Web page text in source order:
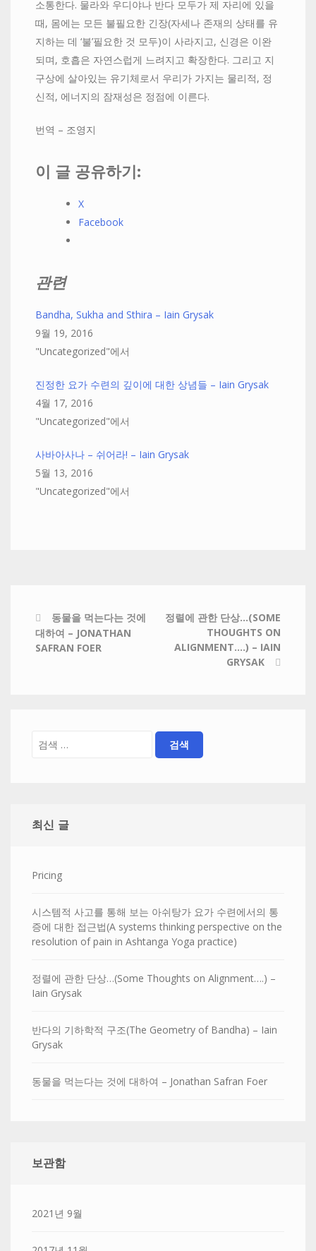
소통한다. 물라와 우디야나 반다 모두가 제 자리에 있을
때, 몸에는 모든 불필요한 긴장(자세나 존재의 상태를 유
지하는 데 ‘불’필요한 것 모두)이 사라지고, 신경은 이완
되며, 호흡은 자연스럽게 느려지고 확장한다. 그리고 지
구상에 살아있는 유기체로서 우리가 가지는 물리적, 정
신적, 에너지의 잠재성은 정점에 이른다.
번역 – 조영지
이 글 공유하기:
X
Facebook
관련
Bandha, Sukha and Sthira – Iain Grysak
9월 19, 2016
"Uncategorized"에서
진정한 요가 수련의 깊이에 대한 상념들 – Iain Grysak
4월 17, 2016
"Uncategorized"에서
사바아사나 – 쉬어라! – Iain Grysak
5월 13, 2016
"Uncategorized"에서
동물을 먹는다는 것에
대하여 – JONATHAN
SAFRAN FOER
정렬에 관한 단상…(SOME
THOUGHTS ON
ALIGNMENT….) – IAIN
GRYSAK
최신 글
Pricing
시스템적 사고를 통해 보는 아쉬탕가 요가 수련에서의 통
증에 대한 접근법(A systems thinking perspective on the
resolution of pain in Ashtanga Yoga practice)
정렬에 관한 단상…(Some Thoughts on Alignment….) –
Iain Grysak
반다의 기하학적 구조(The Geometry of Bandha) – Iain
Grysak
동물을 먹는다는 것에 대하여 – Jonathan Safran Foer
보관함
2021년 9월